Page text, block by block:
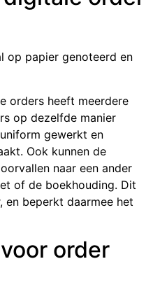
op papier genoteerd en
orders heeft meerdere
op dezelfde manier
gewerkt en
Ook kunnen de
naar een ander
of de boekhouding. Dit
beperkt daarmee het
order